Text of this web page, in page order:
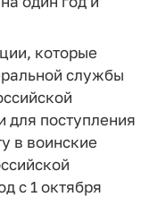
которые
службы
для поступления
в воинские
с 1 октября